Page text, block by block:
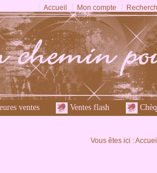
Accueil Mon compte
ventes Ventes flash
Vous êtes ici :